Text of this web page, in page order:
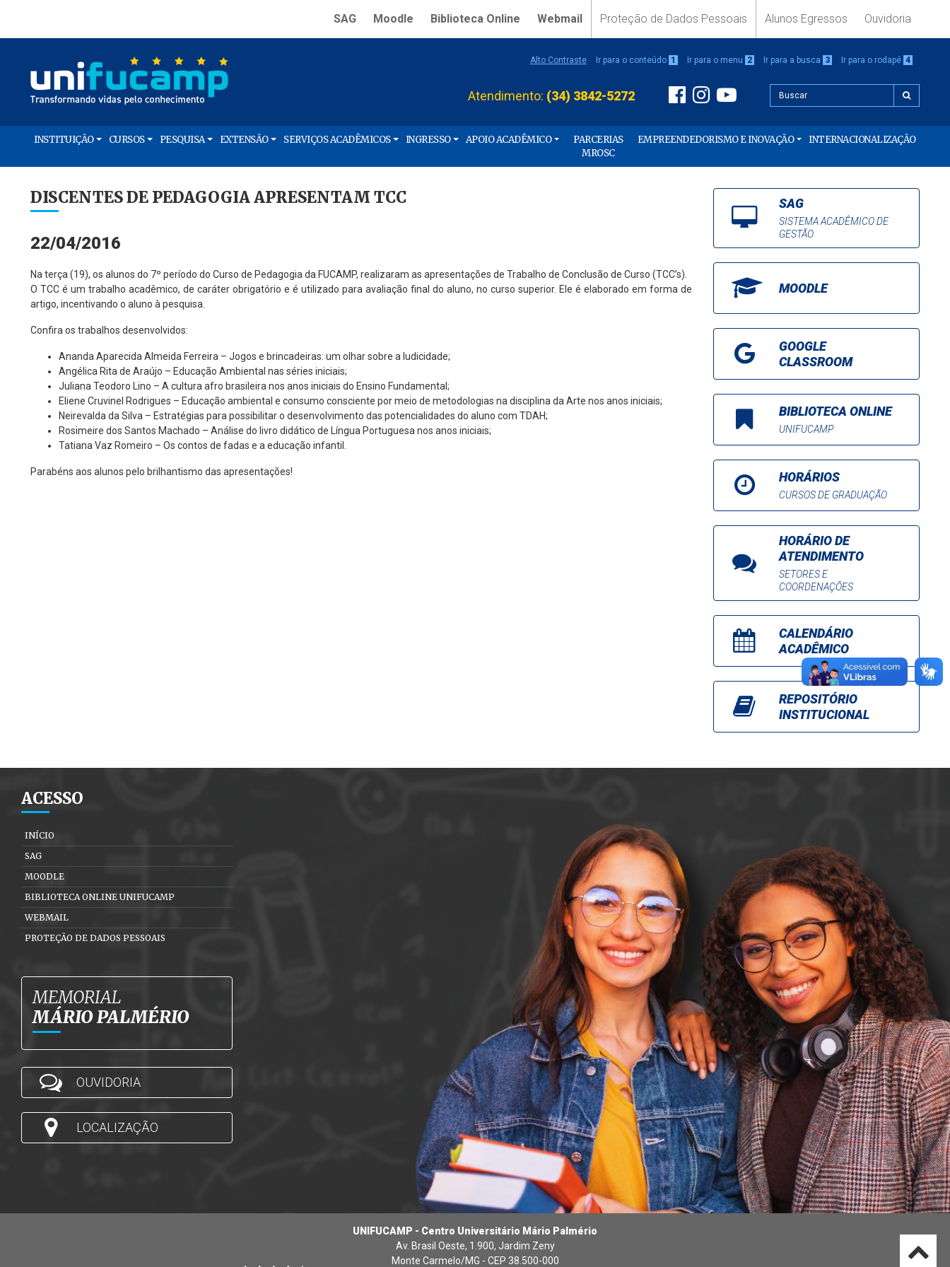
SAG Moodle Biblioteca Online Webmail Proteção de Dados Pessoais Alunos Egressos Ouvidoria
Alto Contraste Ir para o conteúdo 1 Ir para o menu 2 Ir para a busca 3 Ir para o rodapé 4
Atendimento: (34) 3842-5272
INSTITUIÇÃO CURSOS PESQUISA EXTENSÃO SERVIÇOS ACADÊMICOS INGRESSO APOIO ACADÊMICO
PARCERIAS
MROSC
EMPREENDEDORISMO E INOVAÇÃO INTERNACIONALIZAÇÃO
DISCENTES DE PEDAGOGIA APRESENTAM TCC
22/04/2016
Na terça (19), os alunos do 7º período do Curso de Pedagogia da FUCAMP, realizaram as apresentações de Trabalho de Conclusão de Curso (TCC’s).
O TCC é um trabalho acadêmico, de caráter obrigatório e é utilizado para avaliação final do aluno, no curso superior. Ele é elaborado em forma de
artigo, incentivando o aluno à pesquisa.
Confira os trabalhos desenvolvidos:
Ananda Aparecida Almeida Ferreira – Jogos e brincadeiras: um olhar sobre a ludicidade;
Angélica Rita de Araújo – Educação Ambiental nas séries iniciais;
Juliana Teodoro Lino – A cultura afro brasileira nos anos iniciais do Ensino Fundamental;
Eliene Cruvinel Rodrigues – Educação ambiental e consumo consciente por meio de metodologias na disciplina da Arte nos anos iniciais;
Neirevalda da Silva – Estratégias para possibilitar o desenvolvimento das potencialidades do aluno com TDAH;
Rosimeire dos Santos Machado – Análise do livro didático de Língua Portuguesa nos anos iniciais;
Tatiana Vaz Romeiro – Os contos de fadas e a educação infantil.
Parabéns aos alunos pelo brilhantismo das apresentações!
SAG
SISTEMA ACADÊMICO DE
GESTÃO
MOODLE
GOOGLE
CLASSROOM
BIBLIOTECA ONLINE
UNIFUCAMP
HORÁRIOS
CURSOS DE GRADUAÇÃO
HORÁRIO DE
ATENDIMENTO
SETORES E
COORDENAÇÕES
CALENDÁRIO
ACADÊMICO
REPOSITÓRIO
INSTITUCIONAL
ACESSO
INÍCIO
SAG
MOODLE
BIBLIOTECA ONLINE UNIFUCAMP
WEBMAIL
PROTEÇÃO DE DADOS PESSOAIS
MEMORIAL
MÁRIO PALMÉRIO
OUVIDORIA
LOCALIZAÇÃO
UNIFUCAMP - Centro Universitário Mário Palmério
Av. Brasil Oeste, 1.900, Jardim Zeny
Monte Carmelo/MG - CEP 38.500-000